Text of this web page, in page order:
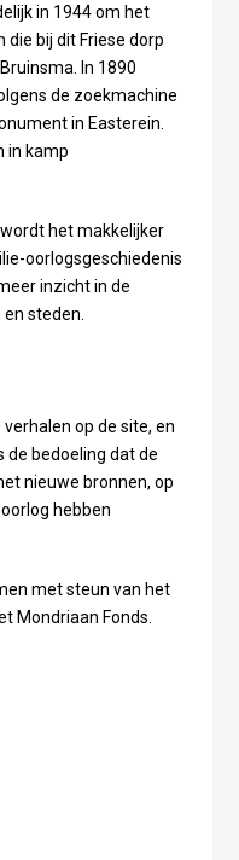
in 1944 om het
die bij dit Friese dorp
In 1890
de zoekmachine
in Easterein.
in kamp
het makkelijker
oorlogsgeschiedenis
inzicht in de
steden.
op de site, en
de bedoeling dat de
nieuwe bronnen, op
hebben
met steun van het
Mondriaan Fonds.